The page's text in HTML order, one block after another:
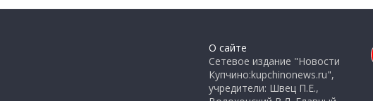
О сайте
Сетевое издание "Новости
Купчино:kupchinonews.ru",
учредители: Швец П.Е.,